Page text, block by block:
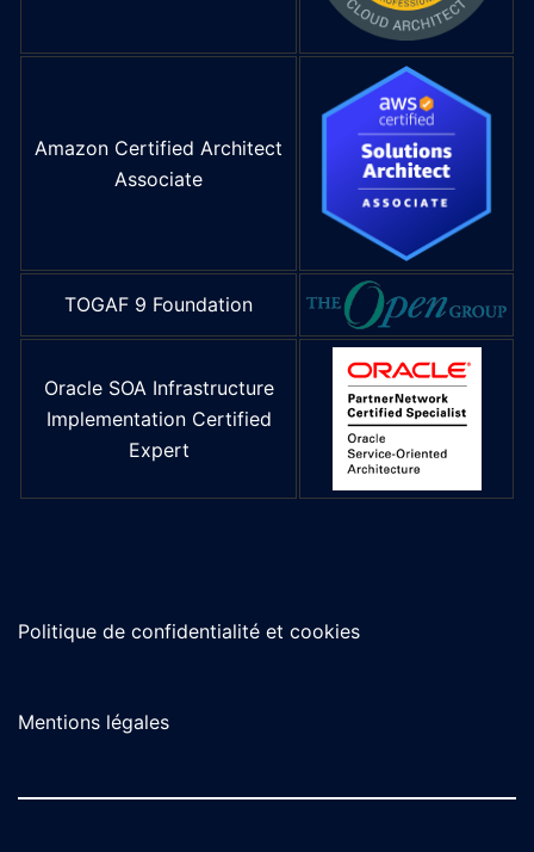
Amazon Certified Architect
Associate
TOGAF 9 Foundation
Oracle SOA Infrastructure
Implementation Certified
Expert
Politique de confidentialité et cookies
Mentions légales